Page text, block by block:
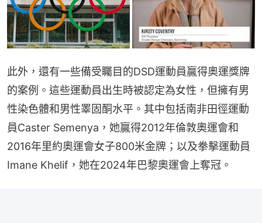
此外，還有一些備受矚目的DSD運動員贏得奧運獎牌
的案例。這些運動員出生時被認定為女性，但擁有男
性染色體和男性睪固酮水平。其中包括南非田徑運動
員Caster Semenya，她贏得2012年倫敦奧運會和
2016年里約奧運會女子800米金牌；以及拳擊運動員
Imane Khelif，她在2024年巴黎奧運會上奪冠。